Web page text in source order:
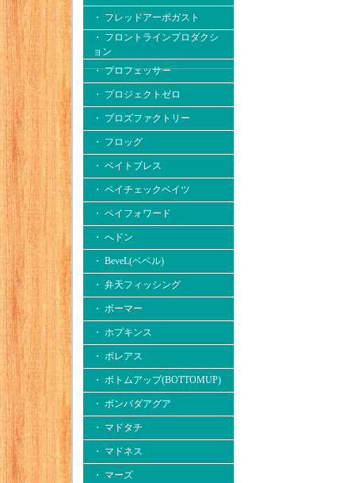
・ フレッドアーボガスト
・ フロントラインプロダクシ
ョン
・ プロフェッサー
・ プロジェクトゼロ
・ プロズファクトリー
・ フロッグ
・ ベイトブレス
・ ペイチェックベイツ
・ ペイフォワード
・ へドン
・ BeveL(ベベル)
・ 弁天フィッシング
・ ボーマー
・ ホプキンス
・ ボレアス
・ ボトムアップ(BOTTOMUP)
・ ボンバダアグア
・ マドタチ
・ マドネス
・ マーズ